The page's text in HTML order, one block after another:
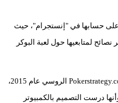
أكثر من 17 ألف شخص على حسابها في "إنستجرام"، حيث
لمتابعيها حول لعبة البوكر
و قالت ليليا نوفيكوفا في مقابلة مع موقع Pokerstrategy.com الروسي عام 2015،
درست التصميم بالكمبيوتر